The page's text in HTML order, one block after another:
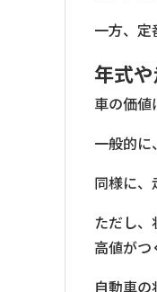
一方、定
年式
車の価値
一般的に
同様に、
ただし、
高値がつ
自動車の